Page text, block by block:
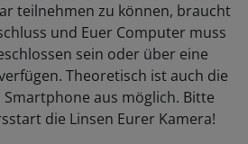
teilnehmen zu können, braucht
und Euer Computer muss
sein oder über eine
Theoretisch ist auch die
aus möglich. Bitte
die Linsen Eurer Kamera!